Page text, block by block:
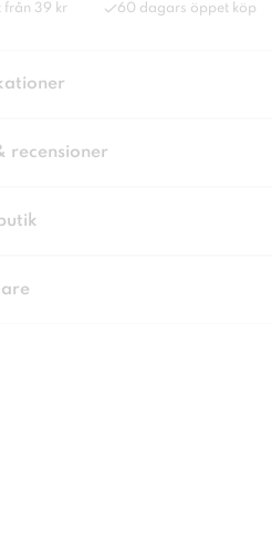
från 39 kr 60 dagars öppet köp
recensioner